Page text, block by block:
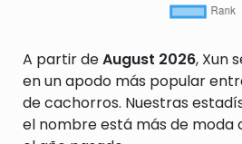
A partir deAugust 2026, Xun
en un apodo más popular
de cachorros. Nuestras
el nombre está más de moda